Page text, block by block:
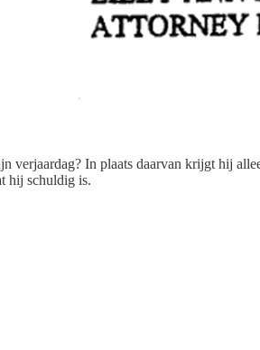
verjaardag? In plaats daarvan krijgt hij
hij schuldig is.